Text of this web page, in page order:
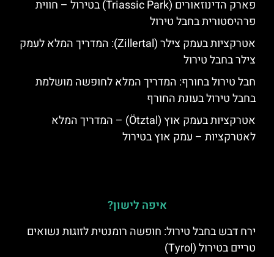
פארק הדינוזאורים (Triassic Park) בטירול – חווית
פרהיסטורית בחבל טירול
אטרקציות בעמק צילר (Zillertal): המדריך המלא לעמק
צילר בחבל טירול
חבל טירול בחורף: המדריך המלא לחופשה מושלמת
בחבל טירול בעונת החורף
אטרקציות בעמק אוץ (Ötztal) – המדריך המלא
לאטרקציות – עמק אוץ בטירול
איפה לישון?
ירח דבש בחבל טירול: חופשה רומנטית לזוגות נשואים
טריים בטירול (Tyrol)